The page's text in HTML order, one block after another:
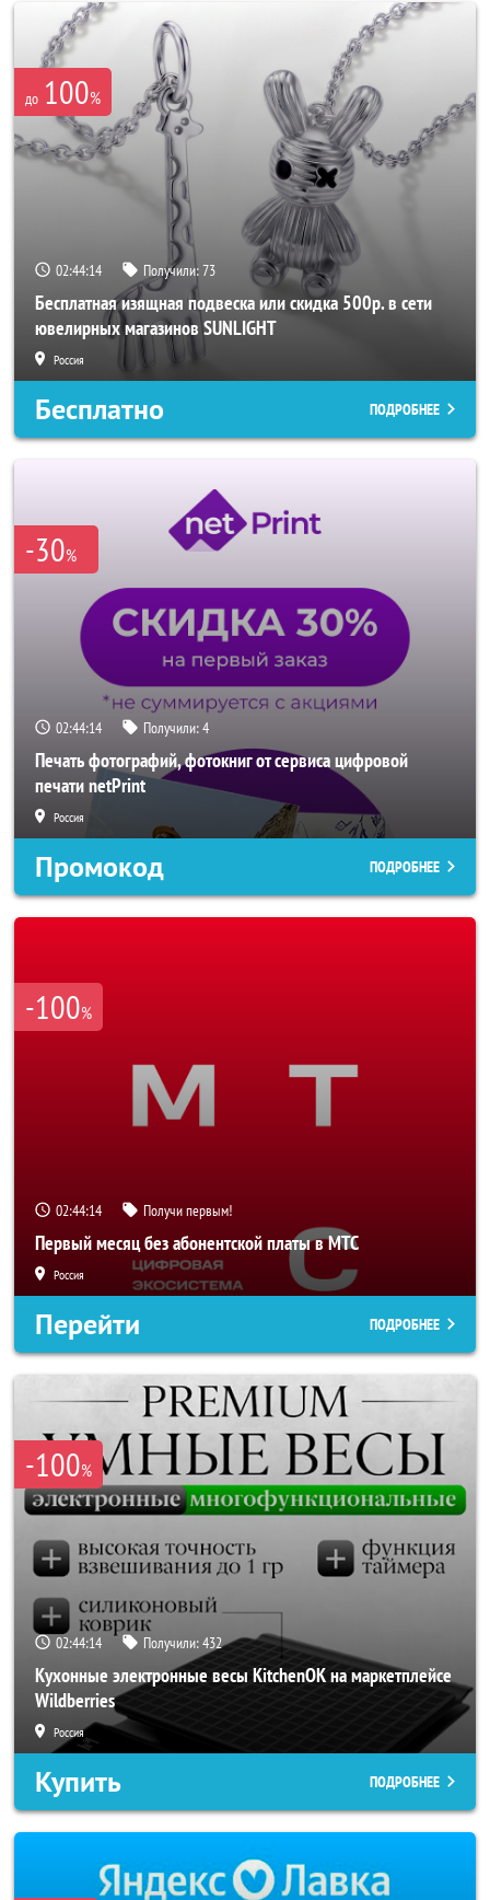
до 100%
02:44:11 Получили:73
Бесплатная изящная подвеска или скидка 500р. в сети
ювелирных магазинов SUNLIGHT
Россия
Бесплатно ПОДРОБНЕЕ
-30%
02:44:11 Получили:4
Печать фотографий, фотокниг от сервиса цифровой
печати netPrint
Россия
Промокод ПОДРОБНЕЕ
-100%
02:44:11 Получи первым!
Первый месяц без абонентской платы в МТС
Россия
Перейти ПОДРОБНЕЕ
-100%
02:44:11 Получили:432
Кухонные электронные весы KitchenOK на маркетплейсе
Wildberries
Россия
Купить ПОДРОБНЕЕ